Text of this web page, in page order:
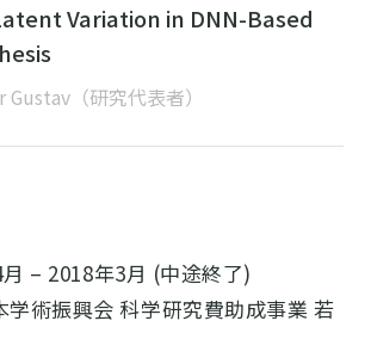
Variation in DNN-Based
（研究代表者）
– 2018年3月 (中途終了)
学術振興会 科学研究費助成事業 若